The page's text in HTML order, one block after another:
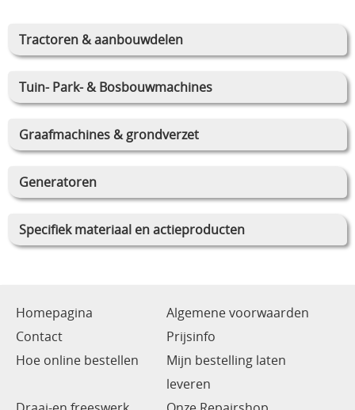
Tractoren & aanbouwdelen
Tuin- Park- & Bosbouwmachines
Graafmachines & grondverzet
Generatoren
Specifiek materiaal en actieproducten
Homepagina
Algemene voorwaarden
Contact
Prijsinfo
Hoe online bestellen
Mijn bestelling laten
leveren